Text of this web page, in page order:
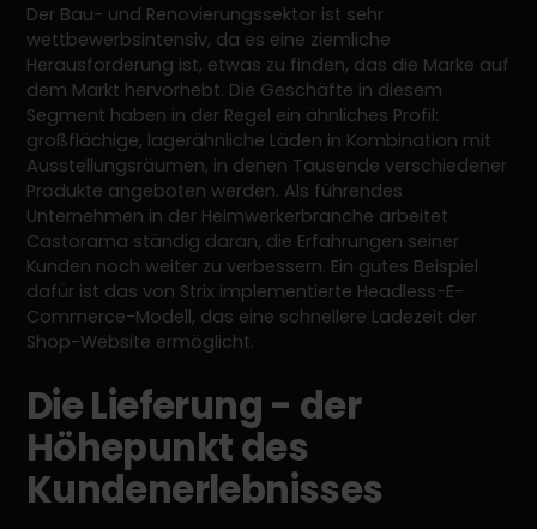
Der Bau- und Renovierungssektor ist sehr
wettbewerbsintensiv, da es eine ziemliche
Herausforderung ist, etwas zu finden, das die Marke auf
dem Markt hervorhebt. Die Geschäfte in diesem
Segment haben in der Regel ein ähnliches Profil:
großflächige, lagerähnliche Läden in Kombination mit
Ausstellungsräumen, in denen Tausende verschiedener
Produkte angeboten werden. Als führendes
Unternehmen in der Heimwerkerbranche arbeitet
Castorama ständig daran, die Erfahrungen seiner
Kunden noch weiter zu verbessern. Ein gutes Beispiel
dafür ist das von Strix implementierte Headless-E-
Commerce-Modell, das eine schnellere Ladezeit der
Shop-Website ermöglicht.
Die Lieferung - der
Höhepunkt des
Kundenerlebnisses